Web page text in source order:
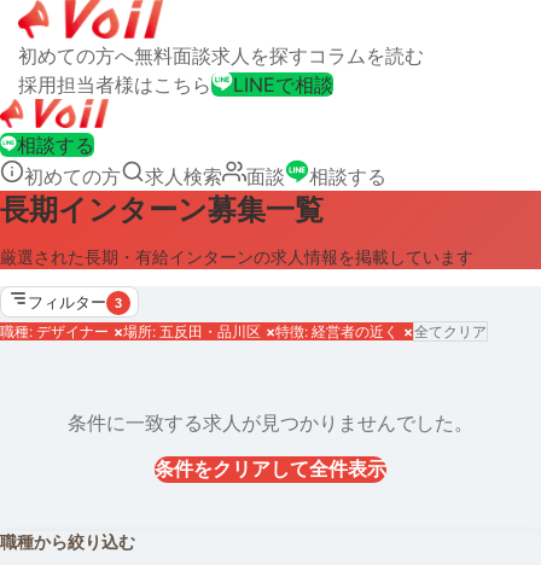
初めての方へ無料面談求人を探すコラムを読む
採用担当者様はこちら
LINEで相談
相談する
初めての方
求人検索 面談 相談する
長期インターン募集一覧
厳選された長期・有給インターンの求人情報を掲載しています
フィルター 3
職種: デザイナー ×場所: 五反田・品川区 ×特徴: 経営者の近く ×全てクリア
条件に一致する求人が見つかりませんでした。
条件をクリアして全件表示
職種から絞り込む